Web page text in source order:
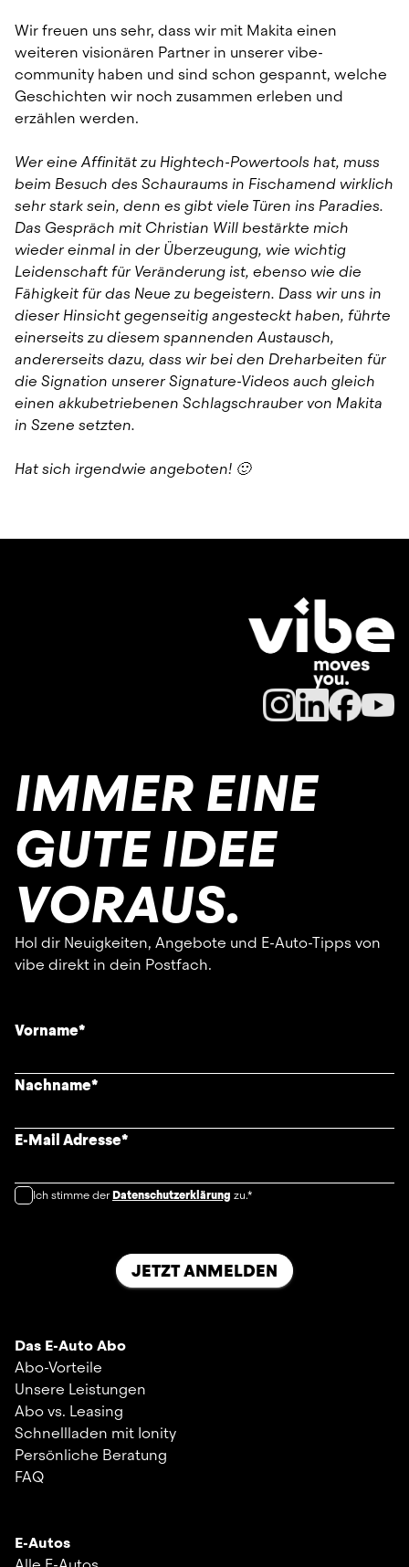
Wir freuen uns sehr, dass wir mit Makita einen
weiteren visionären Partner in unserer vibe-
community haben und sind schon gespannt, welche
Geschichten wir noch zusammen erleben und
erzählen werden.
Wer eine Affinität zu Hightech-Powertools hat, muss
beim Besuch des Schauraums in Fischamend wirklich
sehr stark sein, denn es gibt viele Türen ins Paradies.
Das Gespräch mit Christian Will bestärkte mich
wieder einmal in der Überzeugung, wie wichtig
Leidenschaft für Veränderung ist, ebenso wie die
Fähigkeit für das Neue zu begeistern. Dass wir uns in
dieser Hinsicht gegenseitig angesteckt haben, führte
einerseits zu diesem spannenden Austausch,
andererseits dazu, dass wir bei den Dreharbeiten für
die Signation unserer Signature-Videos auch gleich
einen akkubetriebenen Schlagschrauber von Makita
in Szene setzten.
Hat sich irgendwie angeboten! 🙂
IMMER EINE
GUTE IDEE
VORAUS.
Hol dir Neuigkeiten, Angebote und E-Auto-Tipps von
vibe direkt in dein Postfach.
Das E-Auto Abo
Abo-Vorteile
Unsere Leistungen
Abo vs. Leasing
Schnellladen mit Ionity
Persönliche Beratung
FAQ
E-Autos
Vorname*
Nachname*
E-Mail Adresse*
Ich stimme derDatenschutzerklärung zu.*
JETZT ANMELDEN